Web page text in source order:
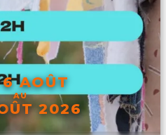
AOÛT
AU
2026